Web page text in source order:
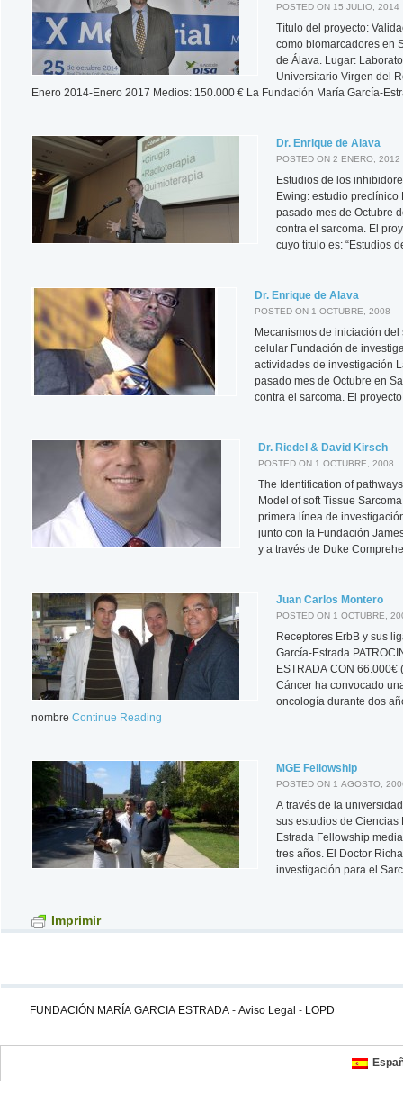
POSTED ON 15 JULIO, 2014
Título del proyecto:
como biomarcadores en
de Álava. Lugar:
Universitario Virgen del
Enero 2014-Enero 2017 Medios: 150.000 € La Fundación María García-
Dr. Enrique de Alava
POSTED ON 2 ENERO, 2012
Estudios de los
Ewing: estudio preclínico
pasado mes de Octubre
contra el sarcoma. El
cuyo título es: “Estudios
Dr. Enrique de Alava
POSTED ON 1 OCTUBRE, 2008
Mecanismos de iniciación
celular Fundación de
actividades de investigación
pasado mes de Octubre en
contra el sarcoma. El
Dr. Riedel & David Kirsch
POSTED ON 1 OCTUBRE, 2008
The Identification of
Model of soft Tissue
primera línea de
junto con la Fundación
y a través de Duke
Juan Carlos Montero
POSTED ON 1 OCTUBRE,
Receptores ErbB y sus
García-Estrada
ESTRADA CON
Cáncer ha convocado
oncología durante dos
nombre Continue Reading
MGE Fellowship
POSTED ON 1 AGOSTO,
A través de la
sus estudios de Ciencias
Estrada Fellowship
tres años. El Doctor
investigación para el
Imprimir
FUNDACIÓN MARÍA GARCIA ESTRADA - Aviso Legal - LOPD